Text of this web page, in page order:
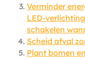
Verminder
LED-
schakelen
Scheid afval
Plant bomen